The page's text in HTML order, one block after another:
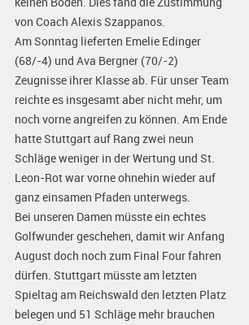
von Coach Alexis Szappanos.
Am Sonntag lieferten Emelie Edinger
(68/-4) und Ava Bergner (70/-2)
Zeugnisse ihrer Klasse ab. Für unser Team
reichte es insgesamt aber nicht mehr, um
noch vorne angreifen zu können. Am Ende
hatte Stuttgart auf Rang zwei neun
Schläge weniger in der Wertung und St.
Leon-Rot war vorne ohnehin wieder auf
ganz einsamen Pfaden unterwegs.
Bei unseren Damen müsste ein echtes
Golfwunder geschehen, damit wir Anfang
August doch noch zum Final Four fahren
dürfen. Stuttgart müsste am letzten
Spieltag am Reichswald den letzten Platz
belegen und 51 Schläge mehr brauchen